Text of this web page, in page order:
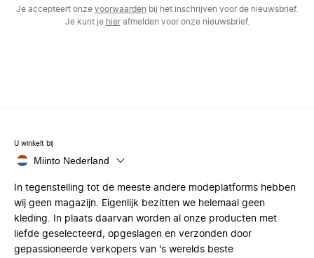
Je accepteert onze voorwaarden bij het inschrijven voor de nieuwsbrief.
Je kunt je hierafmelden voor onze nieuwsbrief.
U winkelt bij
Miinto Nederland
In tegenstelling tot de meeste andere modeplatforms hebben
wij geen magazijn. Eigenlijk bezitten we helemaal geen
kleding. In plaats daarvan worden al onze producten met
liefde geselecteerd, opgeslagen en verzonden door
gepassioneerde verkopers van 's werelds beste